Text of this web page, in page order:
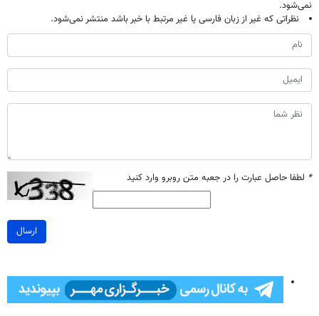
نمی‌شود.
نظراتی که غیر از زبان فارسی یا غیر مرتبط با خبر باشد منتشر نمی‌شود.
* لطفا حاصل عبارت را در جعبه متن روبرو وارد کنید
ارسال